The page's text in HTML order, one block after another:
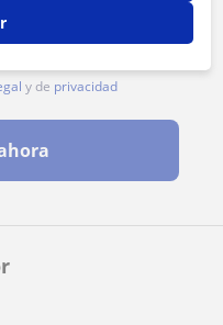
y de privacidad